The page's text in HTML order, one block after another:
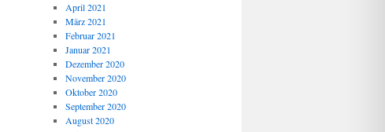
April 2021
März 2021
Februar 2021
Januar 2021
Dezember 2020
November 2020
Oktober 2020
September 2020
August 2020